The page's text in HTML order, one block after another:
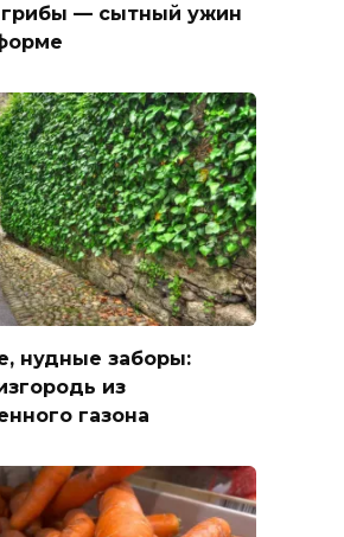
грибы — сытный ужин
нудные заборы:
из
газона